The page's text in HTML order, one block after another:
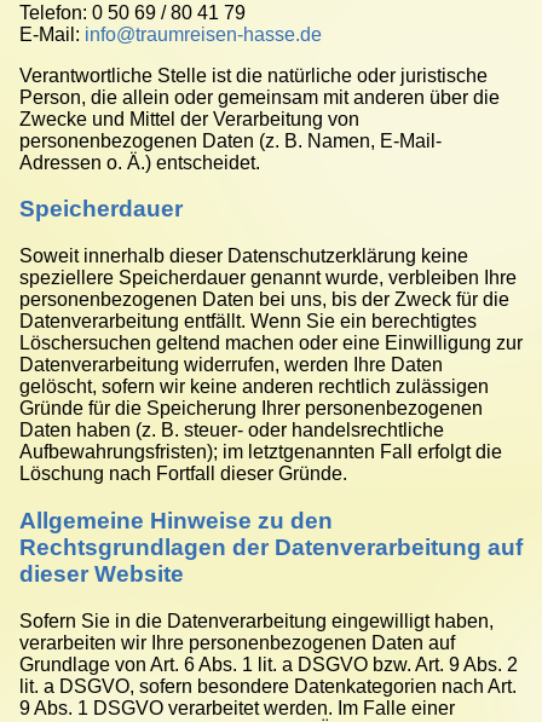
Telefon: 0 50 69 / 80 41 79
E-Mail: info@traumreisen-hasse.de
Verantwortliche Stelle ist die natürliche oder juristische
Person, die allein oder gemeinsam mit anderen über die
Zwecke und Mittel der Verarbeitung von
personenbezogenen Daten (z. B. Namen, E-Mail-
Adressen o. Ä.) entscheidet.
Speicherdauer
Soweit innerhalb dieser Datenschutzerklärung keine
speziellere Speicherdauer genannt wurde, verbleiben Ihre
personenbezogenen Daten bei uns, bis der Zweck für die
Datenverarbeitung entfällt. Wenn Sie ein berechtigtes
Löschersuchen geltend machen oder eine Einwilligung zur
Datenverarbeitung widerrufen, werden Ihre Daten
gelöscht, sofern wir keine anderen rechtlich zulässigen
Gründe für die Speicherung Ihrer personenbezogenen
Daten haben (z. B. steuer- oder handelsrechtliche
Aufbewahrungsfristen); im letztgenannten Fall erfolgt die
Löschung nach Fortfall dieser Gründe.
Allgemeine Hinweise zu den
Rechtsgrundlagen der Datenverarbeitung auf
dieser Website
Sofern Sie in die Datenverarbeitung eingewilligt haben,
verarbeiten wir Ihre personenbezogenen Daten auf
Grundlage von Art. 6 Abs. 1 lit. a DSGVO bzw. Art. 9 Abs. 2
lit. a DSGVO, sofern besondere Datenkategorien nach Art.
9 Abs. 1 DSGVO verarbeitet werden. Im Falle einer